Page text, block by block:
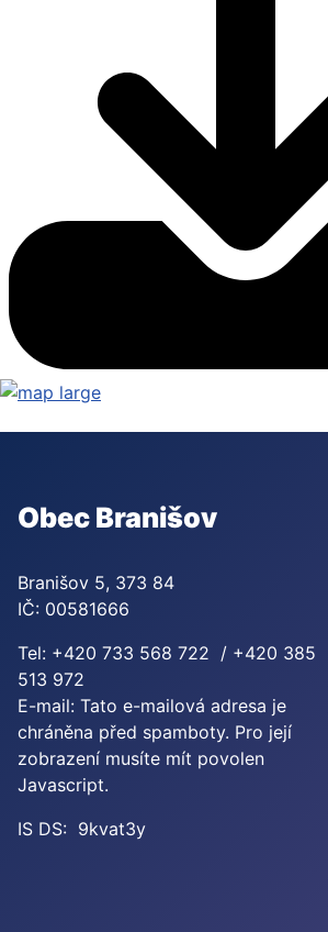
Obec Branišov
Branišov 5, 373 84
IČ: 00581666
Tel: +420 733 568 722 / +420 385
513 972
E-mail: Tato e-mailová adresa je
chráněna před spamboty. Pro její
zobrazení musíte mít povolen
Javascript.
IS DS: 9kvat3y